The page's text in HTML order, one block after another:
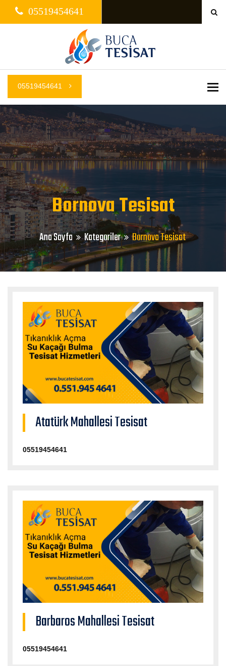
05519454641
05519454641
Bornova Tesisat
Ana Sayfa Kategoriler Bornova Tesisat
Atatürk Mahallesi Tesisat
05519454641
Barbaros Mahallesi Tesisat
05519454641